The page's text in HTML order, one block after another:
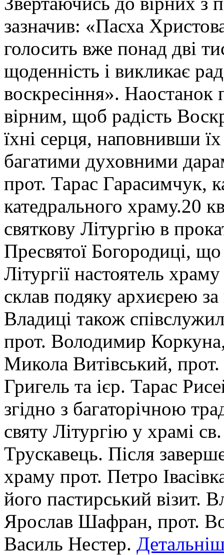
зазначив: «Пасха
голосить вже понад дві
щоденність і викликає
воскресіння».
вірним, щоб радість
їхні серця, наповнивши
багатими духовними
прот. Тарас Гарасимчук,
катедрального храму.20
святкову Літургію в
Пресвятої Богородиці,
Літургії настоятель
склав подяку архиєрею за
Владиці також
прот. Володимир
Микола Витівський,
Григель та ієр. Тарас
згідно з багаторічною
святу Літургію у храмі
Трускавець. Після
храму прот. Петро
його пастирський візит.
Ярослав Шафран, прот.
Василь Нестер.